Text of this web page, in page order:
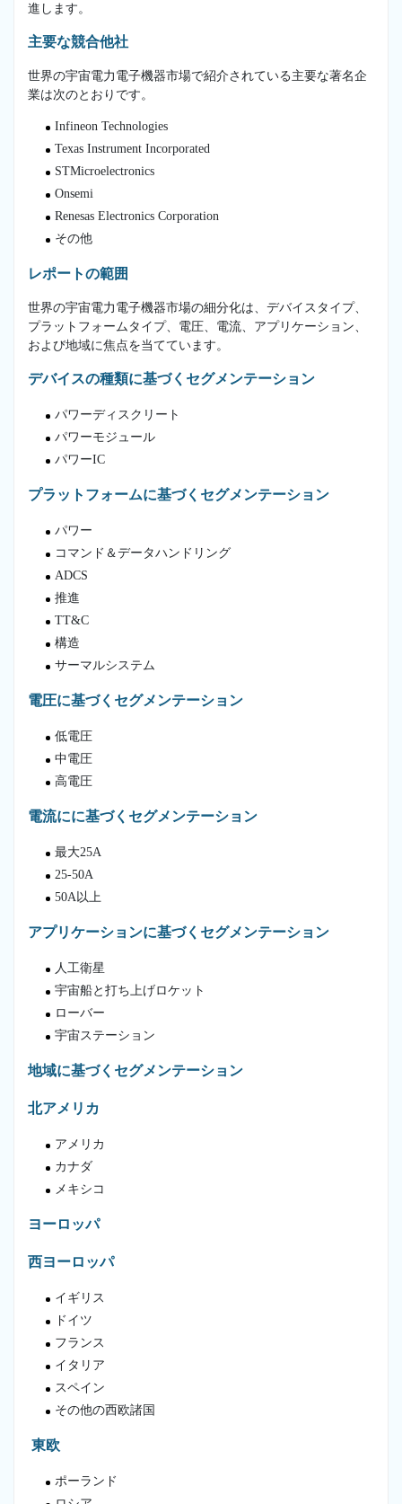
進します。
主要な競合他社
世界の宇宙電力電子機器市場で紹介されている主要な著名企
業は次のとおりです。
Infineon Technologies
Texas Instrument Incorporated
STMicroelectronics
Onsemi
Renesas Electronics Corporation
その他
レポートの範囲
世界の宇宙電力電子機器市場の細分化は、デバイスタイプ、
プラットフォームタイプ、電圧、電流、アプリケーション、
および地域に焦点を当てています。
デバイスの種類に基づくセグメンテーション
パワーディスクリート
パワーモジュール
パワーIC
プラットフォームに基づくセグメンテーション
パワー
コマンド＆データハンドリング
ADCS
推進
TT&C
構造
サーマルシステム
電圧に基づくセグメンテーション
低電圧
中電圧
高電圧
電流にに基づくセグメンテーション
最大25A
25-50A
50A以上
アプリケーションに基づくセグメンテーション
人工衛星
宇宙船と打ち上げロケット
ローバー
宇宙ステーション
地域に基づくセグメンテーション
北アメリカ
アメリカ
カナダ
メキシコ
ヨーロッパ
西ヨーロッパ
イギリス
ドイツ
フランス
イタリア
スペイン
その他の西欧諸国
東欧
ポーランド